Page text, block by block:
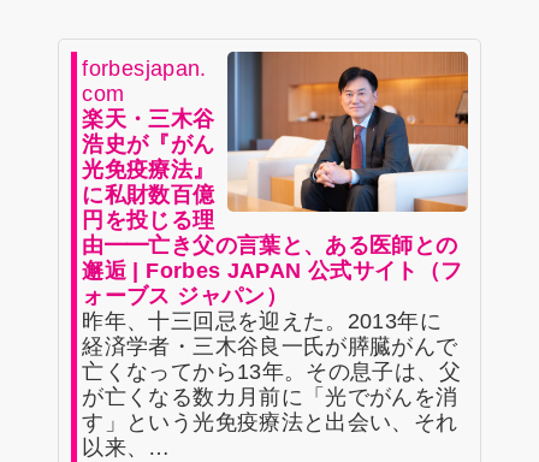
forbesjapan.
com
楽天・三木谷
浩史が『がん
光免疫療法』
に私財数百億
円を投じる理
由━━亡き父の言葉と、ある医師との
邂逅 | Forbes JAPAN 公式サイト（フ
ォーブス ジャパン）
昨年、十三回忌を迎えた。2013年に
経済学者・三木谷良一氏が膵臓がんで
亡くなってから13年。その息子は、父
が亡くなる数カ月前に「光でがんを消
す」という光免疫療法と出会い、それ
以来、…